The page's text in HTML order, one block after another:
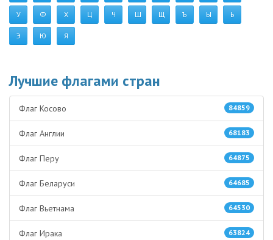
У Ф Х Ц Ч Ш Щ Ъ Ы Ь
Э Ю Я
Лучшие флагами стран
84859
Флаг Косово
68183
Флаг Англии
64875
Флаг Перу
64685
Флаг Беларуси
64530
Флаг Вьетнама
63824
Флаг Ирака